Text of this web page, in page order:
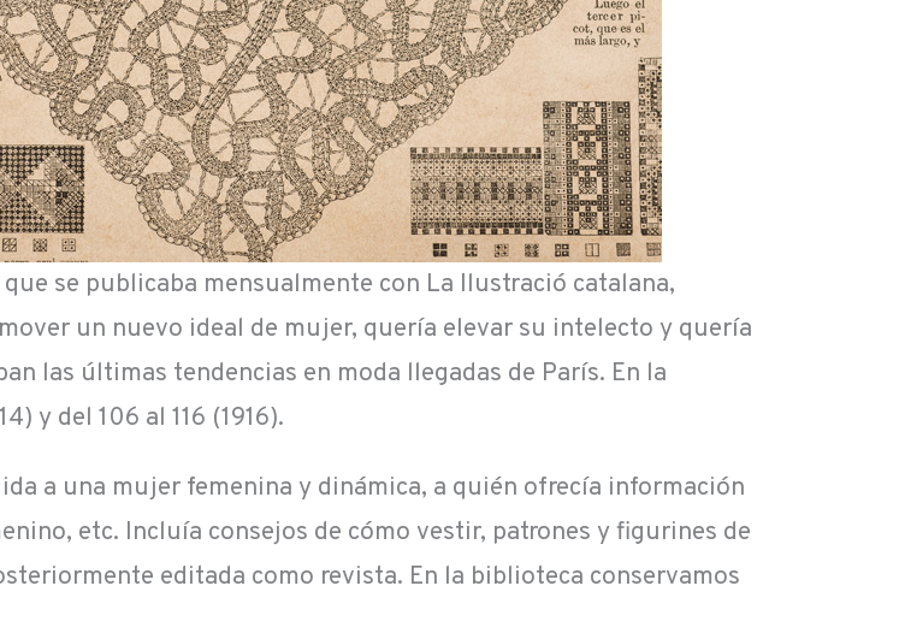
que se publicaba mensualmente con La Ilustració catalana,
un nuevo ideal de mujer, quería elevar su intelecto y quería
las últimas tendencias en moda llegadas de París. En la
y del 106 al 116 (1916).
a una mujer femenina y dinámica, a quién ofrecía información
etc. Incluía consejos de cómo vestir, patrones y figurines de
editada como revista. En la biblioteca conservamos